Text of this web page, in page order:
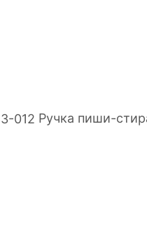
Ручка пиши-